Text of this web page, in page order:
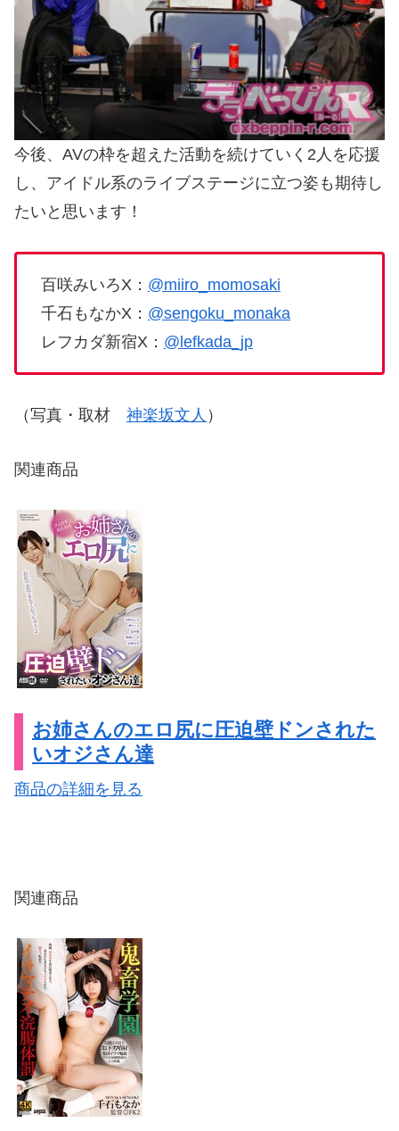
今後、AVの枠を超えた活動を続けていく2人を応援
し、アイドル系のライブステージに立つ姿も期待し
たいと思います！
百咲みいろX： @miiro_momosaki
千石もなかX： @sengoku_monaka
レフカダ新宿X： @lefkada_jp
（写真・取材 神楽坂文人 ）
関連商品
お姉さんのエロ尻に圧迫壁ドンされた
いオジさん達
商品の詳細を見る
関連商品